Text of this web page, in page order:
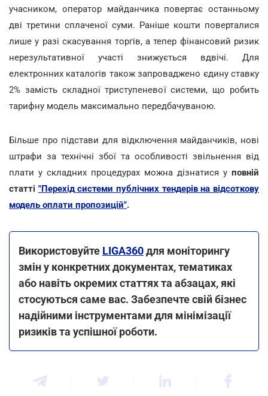
учасником, оператор майданчика повертає останньому
дві третини сплаченої суми. Раніше кошти поверталися
лише у разі скасування торгів, а тепер фінансовий ризик
нерезультативної участі знижується вдвічі. Для
електронних каталогів також запроваджено єдину ставку
2% замість складної триступеневої системи, що робить
тарифну модель максимально передбачуваною.
Більше про підстави для відключення майданчиків, нові
штрафи за технічні збої та особливості звільнення від
плати у складних процедурах можна дізнатися у повній
статті "Перехід системи публічних тендерів на відсоткову
модель оплати пропозицій".
Використовуйте LIGA360для моніторингу
змін у конкретних документах, тематиках
або навіть окремих статтях та абзацах, які
стосуються саме вас. Забезпечте свій бізнес
надійними інструментами для мінімізації
ризиків та успішної роботи.